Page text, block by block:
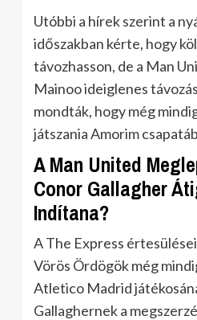
Utóbbi a hírek szerint a
időszakban kérte, hogy
távozhasson, de a Man
Mainoo ideiglenes
mondták, hogy még
játszania Amorim
A Man United
Conor Gallagher
Indítana?
A The Express
Vörös Ördögök még
Atletico Madrid
Gallaghernek a